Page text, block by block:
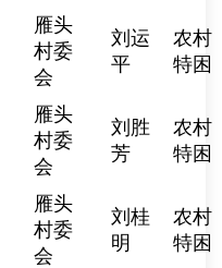
雁头
村委
会
刘运
平
农村
特困
雁头
村委
会
刘胜
芳
农村
特困
雁头
村委
会
刘桂
明
农村
特困